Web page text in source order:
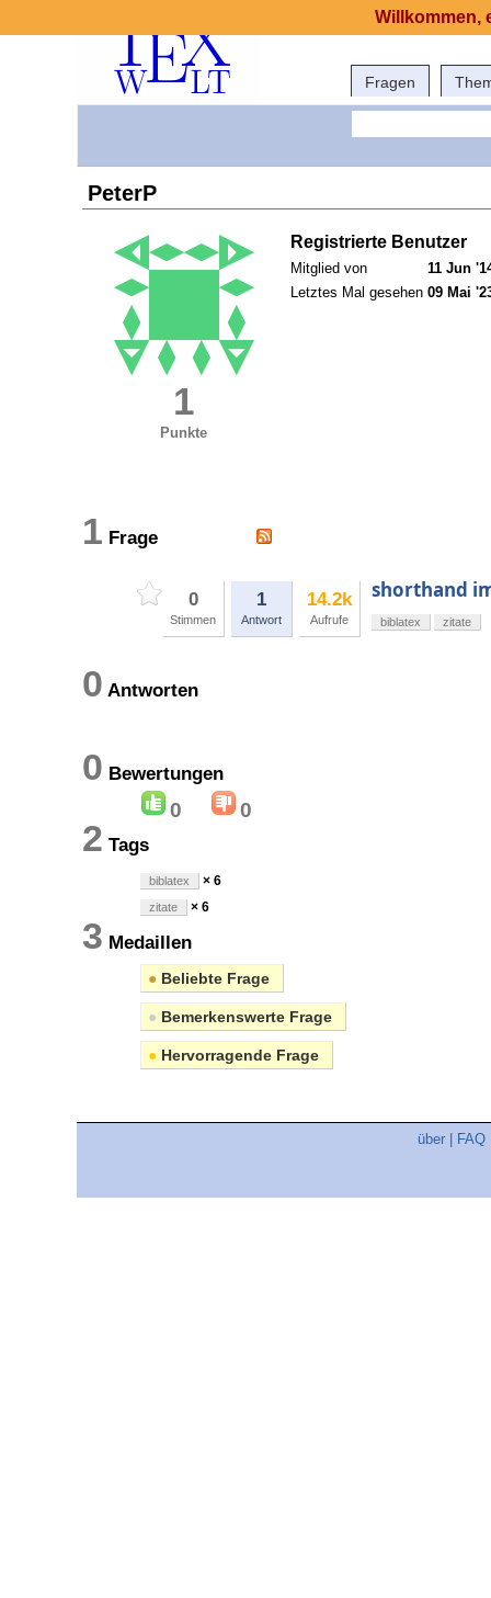
Fragen
PeterP
1
Punkte
Registrierte Benutzer
Mitglied von
11 Jun
Letztes Mal gesehen 09 Mai
1 Frage
0
Stimmen
1
Antwort
14.2k
Aufrufe
shorthand
biblatex zitate
0 Antworten
0 Bewertungen
0 0
2 Tags
biblatex × 6
zitate × 6
3 Medaillen
● Beliebte Frage
● Bemerkenswerte Frage
● Hervorragende Frage
über FAQ
Willkommen,